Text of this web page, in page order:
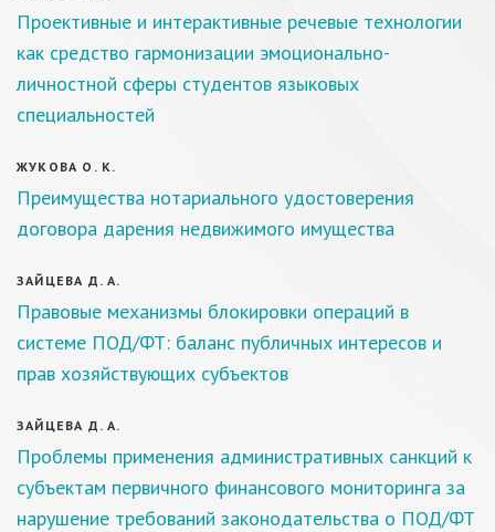
Проективные и интерактивные речевые технологии
как средство гармонизации эмоционально-
личностной сферы студентов языковых
специальностей
ЖУКОВА О. К.
Преимущества нотариального удостоверения
договора дарения недвижимого имущества
ЗАЙЦЕВА Д. А.
Правовые механизмы блокировки операций в
системе ПОД/ФТ: баланс публичных интересов и
прав хозяйствующих субъектов
ЗАЙЦЕВА Д. А.
Проблемы применения административных санкций к
субъектам первичного финансового мониторинга за
нарушение требований законодательства о ПОД/ФТ